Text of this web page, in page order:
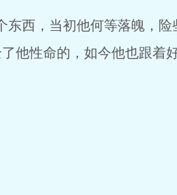
西，当初他何等落魄，险
他性命的，如今他也跟着